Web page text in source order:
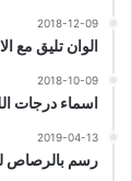
2018-12-09
الوان تليق مع
2018-10-09
اسماء درجات
2019-04-13
رسم بالرصاص